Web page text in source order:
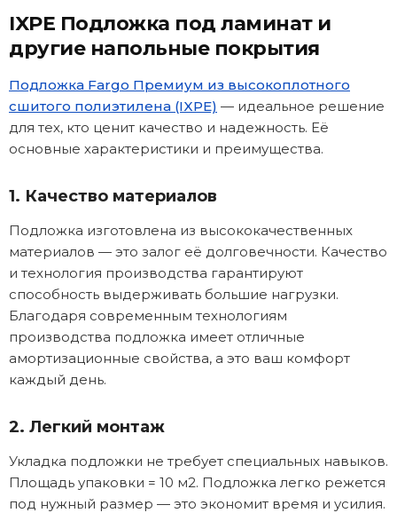
IXPE Подложка под ламинат и
другие напольные покрытия
Подложка Fargo Премиум из высокоплотного
сшитого полиэтилена (IXPE) — идеальное решение
для тех, кто ценит качество и надежность. Её
основные характеристики и преимущества.
1. Качество материалов
Подложка изготовлена из высококачественных
материалов — это залог её долговечности. Качество
и технология производства гарантируют
способность выдерживать большие нагрузки.
Благодаря современным технологиям
производства подложка имеет отличные
амортизационные свойства, а это ваш комфорт
каждый день.
2. Легкий монтаж
Укладка подложки не требует специальных навыков.
Площадь упаковки = 10 м2. Подложка легко режется
под нужный размер — это экономит время и усилия.